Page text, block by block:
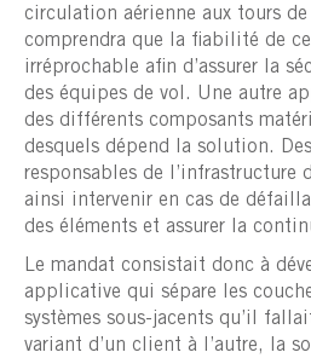
circulation aérienne aux tours
comprendra que la fiabilité de
irréprochable afin d’assurer la
des équipes de vol. Une autre
des différents composants
desquels dépend la solution.
responsables de l’infrastructure
ainsi intervenir en cas de
des éléments et assurer la
Le mandat consistait donc à
applicative qui sépare les
systèmes sous-jacents qu’il
variant d’un client à l’autre, la